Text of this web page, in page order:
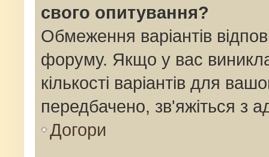
свого опитування?
Обмеження варіантів
форуму. Якщо у вас виникла
кількості варіантів для
передбачено, зв'яжіться з
Догори